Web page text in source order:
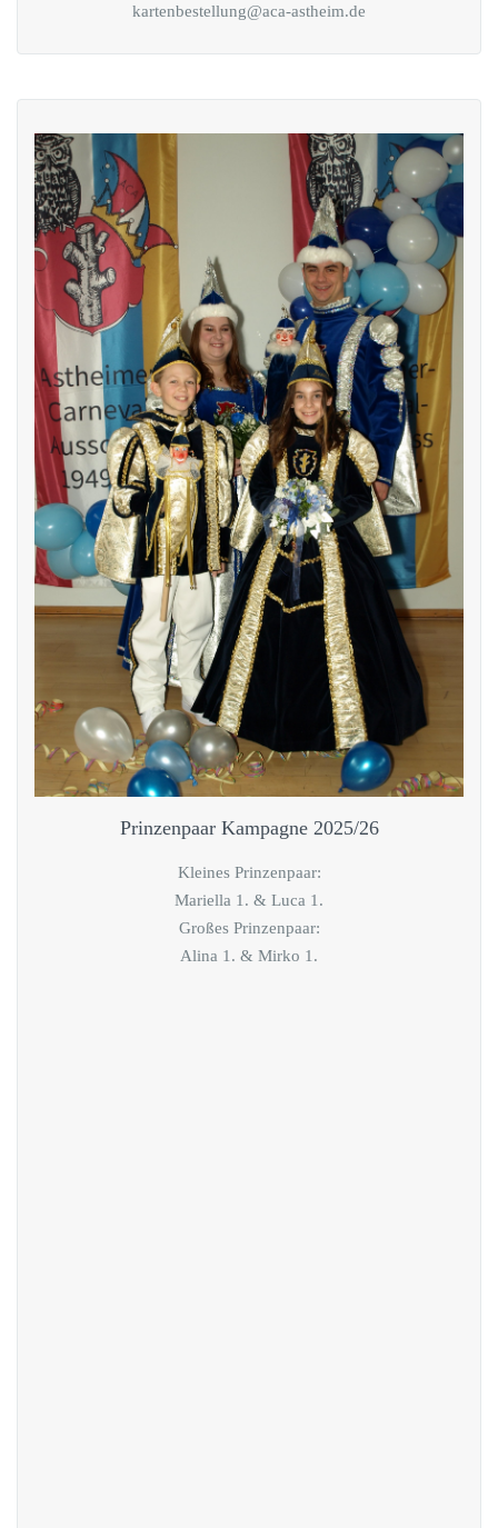
kartenbestellung@aca-astheim.de
Prinzenpaar Kampagne 2025/26
Kleines Prinzenpaar:
Mariella 1. & Luca 1.
Großes Prinzenpaar:
Alina 1. & Mirko 1.